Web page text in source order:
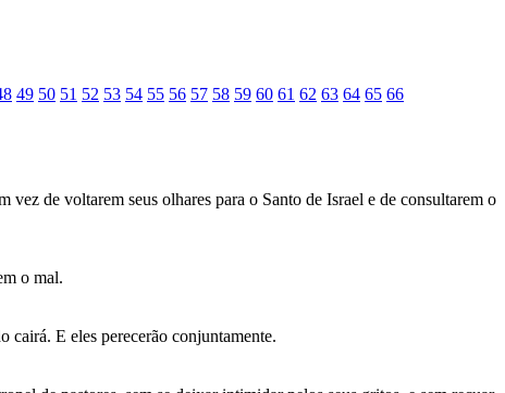
49 50 51 52 53 54 55 56 57 58 59 60 61 62 63 64 65 66
de voltarem seus olhares para o Santo de Israel e de consultarem o
o mal.
cairá. E eles perecerão conjuntamente.